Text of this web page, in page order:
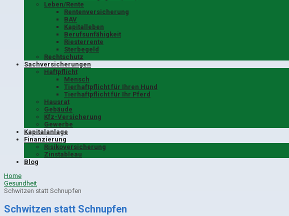
Leben/Rente
Rentenversicherung
BAV
Kapitalleben
Berufsunfähigkeit
Riesterrente
Sterbegeld
Rechtschutz
Sachversicherungen
Haftpflicht
Mensch
Tierhaftpflicht für Ihren Hund
Tierhaftpflicht für Ihr Pferd
Hausrat
Gebäude
Kfz-Versicherung
Gewerbe
Kapitalanlage
Finanzierung
Risikoversicherung
Zinstableau
Blog
Home
Gesundheit
Schwitzen statt Schnupfen
Schwitzen statt Schnupfen